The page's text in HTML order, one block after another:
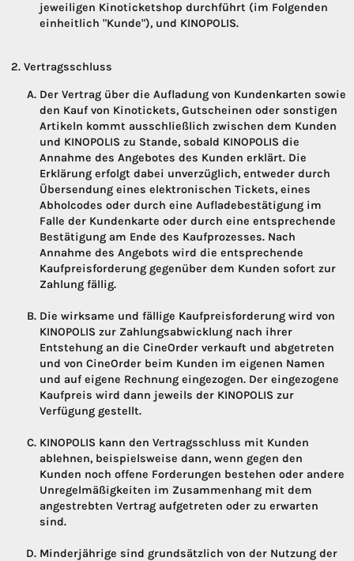
jeweiligen Kinoticketshop durchführt (im Folgenden
einheitlich "Kunde"), und KINOPOLIS.
Vertragsschluss
Der Vertrag über die Aufladung von Kundenkarten sowie
den Kauf von Kinotickets, Gutscheinen oder sonstigen
Artikeln kommt ausschließlich zwischen dem Kunden
und KINOPOLIS zu Stande, sobald KINOPOLIS die
Annahme des Angebotes des Kunden erklärt. Die
Erklärung erfolgt dabei unverzüglich, entweder durch
Übersendung eines elektronischen Tickets, eines
Abholcodes oder durch eine Aufladebestätigung im
Falle der Kundenkarte oder durch eine entsprechende
Bestätigung am Ende des Kaufprozesses. Nach
Annahme des Angebots wird die entsprechende
Kaufpreisforderung gegenüber dem Kunden sofort zur
Zahlung fällig.
Die wirksame und fällige Kaufpreisforderung wird von
KINOPOLIS zur Zahlungsabwicklung nach ihrer
Entstehung an die CineOrder verkauft und abgetreten
und von CineOrder beim Kunden im eigenen Namen
und auf eigene Rechnung eingezogen. Der eingezogene
Kaufpreis wird dann jeweils der KINOPOLIS zur
Verfügung gestellt.
KINOPOLIS kann den Vertragsschluss mit Kunden
ablehnen, beispielsweise dann, wenn gegen den
Kunden noch offene Forderungen bestehen oder andere
Unregelmäßigkeiten im Zusammenhang mit dem
angestrebten Vertrag aufgetreten oder zu erwarten
sind.
Minderjährige sind grundsätzlich von der Nutzung der